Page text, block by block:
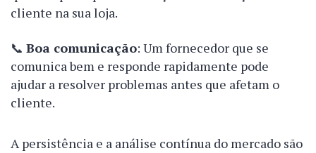
cliente na sua loja.
📞 Boa comunicação: Um fornecedor que se
comunica bem e responde rapidamente pode
ajudar a resolver problemas antes que afetam o
cliente.
A persistência e a análise contínua do mercado são